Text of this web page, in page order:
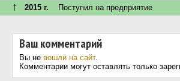
↑ 2015 г. Поступил на предприятие
Ваш комментарий
Вы не вошли на сайт.
Комментарии могут оставлять только